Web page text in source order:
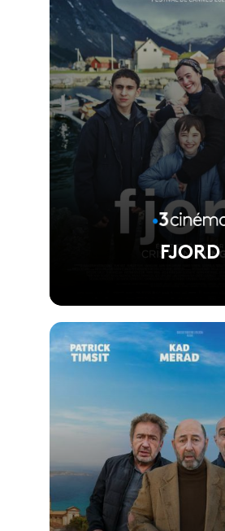
FJORD
PALME D'OR du FESTIVAL
Réalisé par Cristian Mungiu
Voir la fiche du